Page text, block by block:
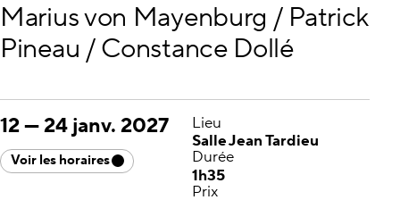
Marius von Mayenburg / Patrick
Pineau / Constance Dollé
12—24 janv. 2027
Voir les horaires
Lieu
Salle Jean Tardieu
Durée
1h35
Prix